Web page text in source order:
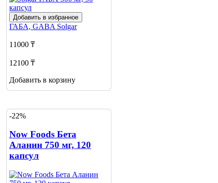
Добавить в избранное
ГАБА, GABA Solgar
11000 ₸
12100 ₸
Добавить в корзину
-22%
Now Foods Бета
Аланин 750 мг, 120
капсул